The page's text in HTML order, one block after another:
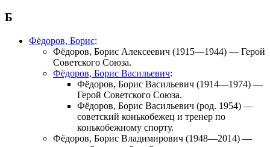
Б
Фёдоров, Борис:
Фёдоров, Борис Алексеевич (1915—1944) — Герой
Советского Союза.
Фёдоров, Борис Васильевич:
Фёдоров, Борис Васильевич (1914—1974) —
Герой Советского Союза.
Фёдоров, Борис Васильевич (род. 1954) —
советский конькобежец и тренер по
конькобежному спорту.
Фёдоров, Борис Владимирович (1948—2014) —